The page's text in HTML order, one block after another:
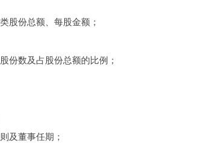
份总额、每股金额；
数及占股份总额的比例；
及董事任期；